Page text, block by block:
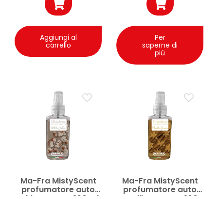
Aggiungi al
carrello
Per
saperne di
più
Ma-Fra MistyScent
profumatore auto
Ma-Fra MistyScent
profumatore auto